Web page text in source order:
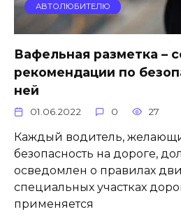
АВТОЛЮБИТЕЛЮ
Вафельная разметка –
рекомендации по
ней
01.06.2022 0 27
Каждый водитель,
безопасность на дороге,
осведомлен о правилах
специальных участках
применяется